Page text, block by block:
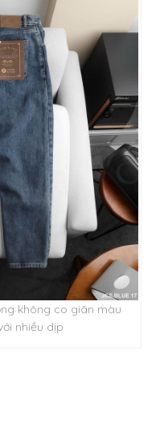
không co giãn màu
nhiều dịp